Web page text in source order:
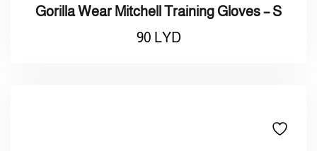
Gorilla Wear Mitchell Training Gloves – S
90 LYD